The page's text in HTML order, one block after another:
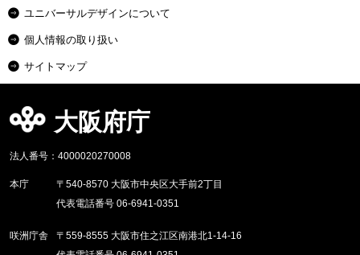
ユニバーサルデザインについて
個人情報の取り扱い
サイトマップ
大阪府庁
法人番号：4000020270008
本庁
〒540-8570 大阪市中央区大手前2丁目
代表電話番号 06-6941-0351
咲洲庁舎
〒559-8555 大阪市住之江区南港北1-14-16